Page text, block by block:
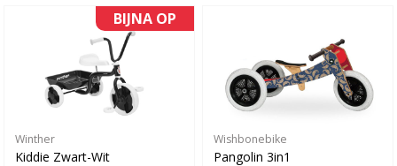
BIJNA OP
Winther
Kiddie Zwart-Wit
Wishbonebike
Pangolin 3in1